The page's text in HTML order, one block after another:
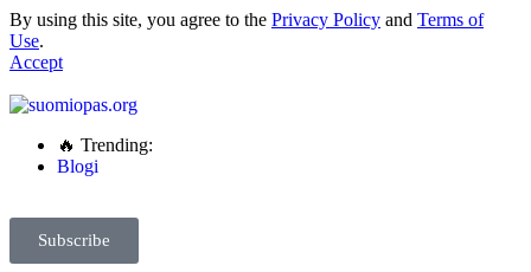
By using this site, you agree to the Privacy Policy and Terms of
Use.
Accept
🔥 Trending:
Blogi
Subscribe